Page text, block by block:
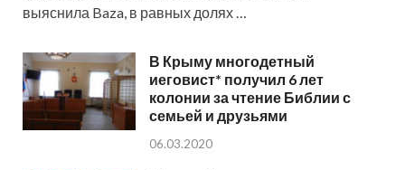
выяснила Baza, в равных долях …
В Крыму многодетный
иеговист* получил 6 лет
колонии за чтение Библии с
семьей и друзьями
06.03.2020